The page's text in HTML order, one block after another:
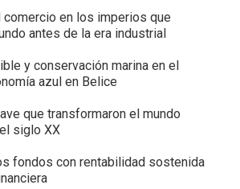
en los imperios que
antes de la era industrial
y conservación marina en el
azul en Belice
que transformaron el mundo
siglo XX
fondos con rentabilidad sostenida